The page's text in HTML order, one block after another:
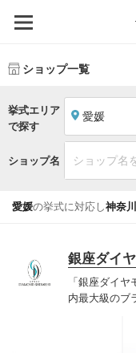
ショップ一覧
挙式エリア
で探す
愛媛
ショップ名
愛媛の挙式に対応し神奈川
銀座ダイ
「銀座ダイ
内最大級のブ
では国内最
揃え、ふた
足の選択が